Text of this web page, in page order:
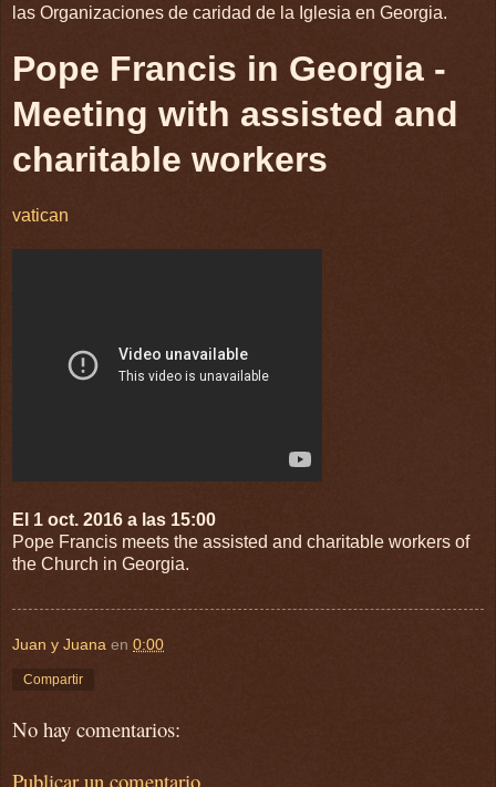
las Organizaciones de caridad de la Iglesia en Georgia.
Pope Francis in Georgia -
Meeting with assisted and
charitable workers
vatican
El 1 oct. 2016 a las 15:00
Pope Francis meets the assisted and charitable workers of
the Church in Georgia.
Juan y Juana en 0:00
Compartir
No hay comentarios:
Publicar un comentario